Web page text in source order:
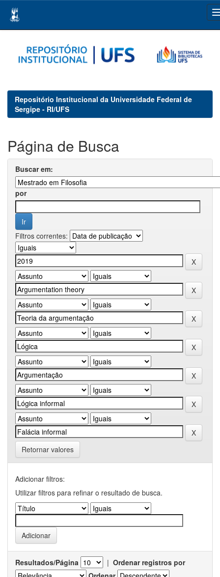
navigation
Repositório Institucional da Universidade Federal de
Sergipe - RI/UFS
Página de Busca
Buscar em:
por
Filtros correntes:
Retornar valores
Adicionar filtros:
Utilizar filtros para refinar o resultado de busca.
Resultados/Página | Ordenar registros por